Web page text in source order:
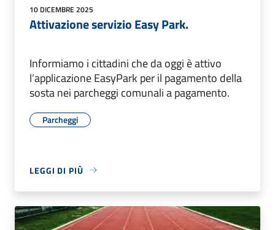
10 DICEMBRE 2025
Attivazione servizio Easy Park.
Informiamo i cittadini che da oggi è attivo
l’applicazione EasyPark per il pagamento della
sosta nei parcheggi comunali a pagamento.
Parcheggi
LEGGI DI PIÙ